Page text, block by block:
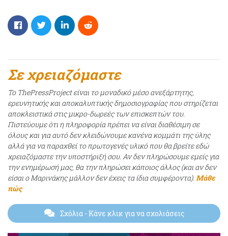
Σε χρειαζόμαστε
Το ThePressProject είναι το μοναδικό μέσο ανεξάρτητης,
ερευνητικής και αποκαλυπτικής δημοσιογραφίας που στηρίζεται
αποκλειστικά στις μικρο-δωρεές των επισκεπτών του.
Πιστεύουμε ότι η πληροφορία πρέπει να είναι διαθέσιμη σε
όλους και για αυτό δεν κλειδώνουμε κανένα κομμάτι της ύλης
αλλά για να παραχθεί το πρωτογενές υλικό που θα βρείτε εδώ
χρειαζόμαστε την υποστήριξή σου. Αν δεν πληρώσουμε εμείς για
την ενημέρωσή μας, θα την πληρώσει κάποιος άλλος (και αν δεν
είσαι ο Μαρινάκης μάλλον δεν έχεις τα ίδια συμφέροντα). Μάθε
πώς
Σχόλια- Κάνε κλικ για να σχολιάσεις